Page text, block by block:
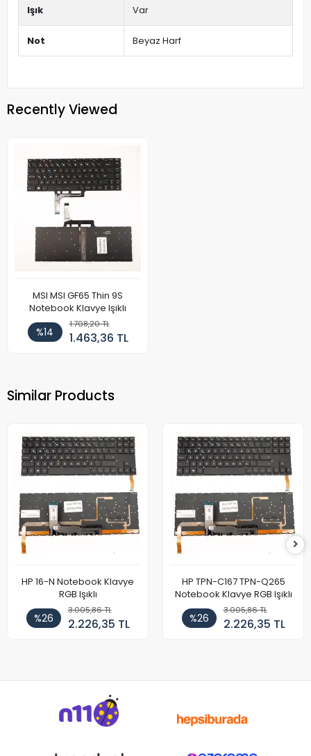
Işık Var
Not Beyaz Harf
Recently Viewed
MSI MSI GF65 Thin 9S
Notebook Klavye Işıklı
%14
1.708,20 TL
1.463,36 TL
Similar Products
HP 16-N Notebook Klavye
RGB Işıklı
%26
3.005,86 TL
2.226,35 TL
HP TPN-C167 TPN-Q265
Notebook Klavye RGB Işıklı
%26
3.005,86 TL
2.226,35 TL